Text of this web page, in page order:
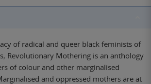
of radical and queer black feminists of
Revolutionary Mothering is an anthology
of colour and other marginalised
and oppressed mothers are at